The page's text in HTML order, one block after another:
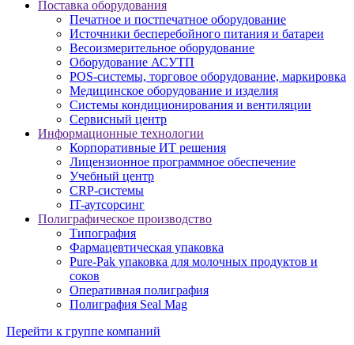
Поставка оборудования
Печатное и постпечатное оборудование
Источники бесперебойного питания и батареи
Весоизмерительное оборудование
Оборудование АСУТП
POS-системы, торговое оборудование, маркировка
Медицинское оборудование и изделия
Системы кондиционирования и вентиляции
Сервисный центр
Информационные технологии
Корпоративные ИТ решения
Лицензионное программное обеспечение
Учебный центр
CRP-системы
IT-аутсорсинг
Полиграфическое производство
Типография
Фармацевтическая упаковка
Pure-Pak упаковка для молочных продуктов и
соков
Оперативная полиграфия
Полиграфия Seal Mag
Перейти к группе компаний